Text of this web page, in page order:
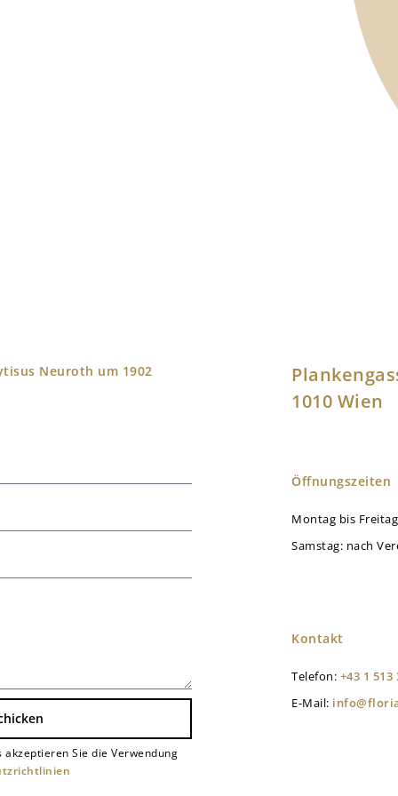
Neuroth um 1902
Sie die Verwendung
1010 Wien
Öffnungszeiten
Montag bis
Samstag: nach
Kontakt
Telefon: +43 1 513
E-Mail: